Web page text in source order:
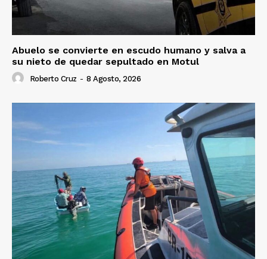
Abuelo se convierte en escudo humano y salva a
su nieto de quedar sepultado en Motul
Roberto Cruz - 8 Agosto, 2026